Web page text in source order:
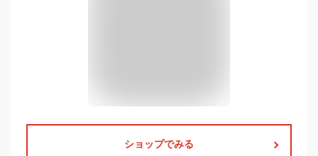
ショップでみる